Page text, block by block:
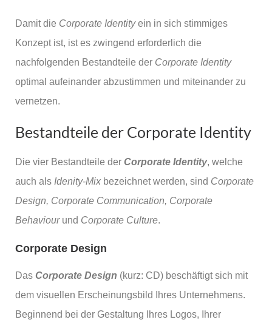
Damit die Corporate Identityein in sich stimmiges
Konzept ist, ist es zwingend erforderlich die
nachfolgenden Bestandteile der Corporate Identity
optimal aufeinander abzustimmen und miteinander zu
vernetzen.
Bestandteile der Corporate Identity
Die vier Bestandteile der Corporate Identity, welche
auch als Idenity-Mix bezeichnet werden, sind Corporate
Design, Corporate Communication, Corporate
Behaviourund Corporate Culture.
Corporate Design
Das Corporate Design (kurz: CD) beschäftigt sich mit
dem visuellen Erscheinungsbild Ihres Unternehmens.
Beginnend bei der Gestaltung Ihres Logos, Ihrer